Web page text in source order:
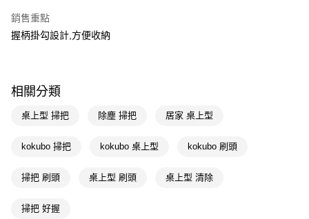
Apple Pay
街口支付
Google Pay
AFTEE先享後付
【關於「AFTEE先享後付」】
便利好安心！
１．簡單：不需註冊會員、不需綁卡、不需儲值。
３．安心：先確認商品／服務後，再付款。
全家取貨付款
銷售重點
握柄掛勾設計,方便收納
相關分類
桌上型 掃把 除塵 掃把 居家 桌上型
kokubo 掃把 kokubo 桌上型 kokubo 刷頭
掃把 刷頭 桌上型 刷頭 桌上型 清除
掃把 好握